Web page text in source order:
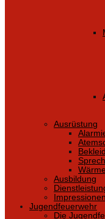
Ausrüstung
Ausbildung
Impressionen
Jugendfeuerwehr
Die